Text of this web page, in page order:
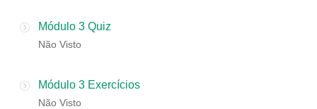
Módulo 3 Quiz
Não Visto
Módulo 3 Exercícios
Não Visto